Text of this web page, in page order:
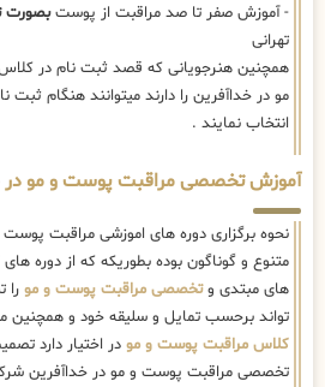
- آموزش صفر تا صد مراقبت از پوستبصورت
تهرانی
همچنین هنرجویانی که قصد ثبت نام در
مو در خداآفرین را دارند میتوانند هنگام ثبت
انتخاب نمایند .
آموزش تخصصی مراقبت پوست و مو در
نحوه برگزاری دوره های اموزشی مراقبت پوست
متنوع و گوناگون بوده بطوریکه که از دوره
های مبتدی وتخصصی مراقبت پوست و مو
تواند برحسب تمایل و سلیقه خود و همچنین
کلاس مراقبت پوست و مو در اختیار دارد
تخصصی مراقبت پوست و مو در خداآفرین